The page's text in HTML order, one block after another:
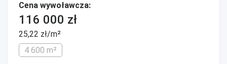
Cena wywoławcza:
116 000 zł
25,22 zł/m²
4 600 m²